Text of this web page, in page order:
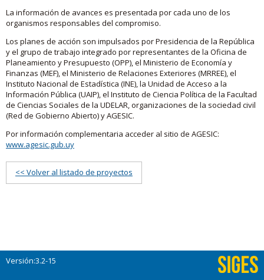
La información de avances es presentada por cada uno de los
organismos responsables del compromiso.
Los planes de acción son impulsados por Presidencia de la República
y el grupo de trabajo integrado por representantes de la Oficina de
Planeamiento y Presupuesto (OPP), el Ministerio de Economía y
Finanzas (MEF), el Ministerio de Relaciones Exteriores (MRREE), el
Instituto Nacional de Estadística (INE), la Unidad de Acceso a la
Información Pública (UAIP), el Instituto de Ciencia Política de la Facultad
de Ciencias Sociales de la UDELAR, organizaciones de la sociedad civil
(Red de Gobierno Abierto) y AGESIC.
Por información complementaria acceder al sitio de AGESIC:
www.agesic.gub.uy
<< Volver al listado de proyectos
Versión:3.2-15